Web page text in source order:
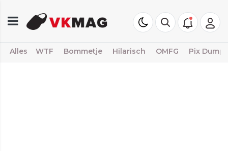
Alles WTF Bommetje Hilarisch OMFG Pix Dump